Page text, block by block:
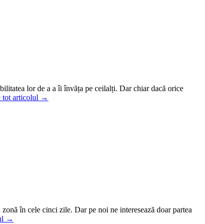
lor de a a îi învăța pe ceilalți. Dar chiar dacă orice
tot articolul →
în cele cinci zile. Dar pe noi ne interesează doar partea
→